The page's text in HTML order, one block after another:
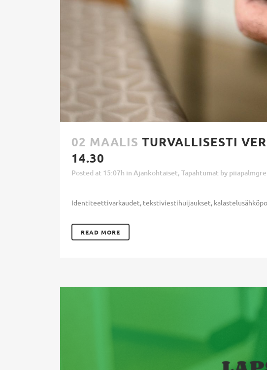
02 MAALIS TURVALLISESTI
14.30
Posted at 15:07h in Ajankohtaiset, Tapahtumat by
Identiteettivarkaudet, tekstiviestihuijaukset,
READ MORE